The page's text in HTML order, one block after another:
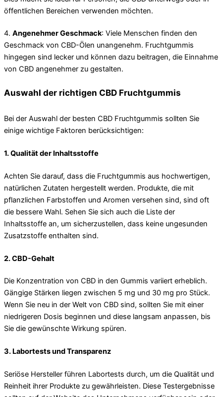
öffentlichen Bereichen verwenden möchten.
4. Angenehmer Geschmack: Viele Menschen finden den
Geschmack von CBD-Ölen unangenehm. Fruchtgummis
hingegen sind lecker und können dazu beitragen, die Einnahme
von CBD angenehmer zu gestalten.
Auswahl der richtigen CBD Fruchtgummis
Bei der Auswahl der besten CBD Fruchtgummis sollten Sie
einige wichtige Faktoren berücksichtigen:
1.Qualität der Inhaltsstoffe
Achten Sie darauf, dass die Fruchtgummis aus hochwertigen,
natürlichen Zutaten hergestellt werden. Produkte, die mit
pflanzlichen Farbstoffen und Aromen versehen sind, sind oft
die bessere Wahl. Sehen Sie sich auch die Liste der
Inhaltsstoffe an, um sicherzustellen, dass keine ungesunden
Zusatzstoffe enthalten sind.
2.CBD-Gehalt
Die Konzentration von CBD in den Gummis variiert erheblich.
Gängige Stärken liegen zwischen 5 mg und 30 mg pro Stück.
Wenn Sie neu in der Welt von CBD sind, sollten Sie mit einer
niedrigeren Dosis beginnen und diese langsam anpassen, bis
Sie die gewünschte Wirkung spüren.
3. Labortests und Transparenz
Seriöse Hersteller führen Labortests durch, um die Qualität und
Reinheit ihrer Produkte zu gewährleisten. Diese Testergebnisse